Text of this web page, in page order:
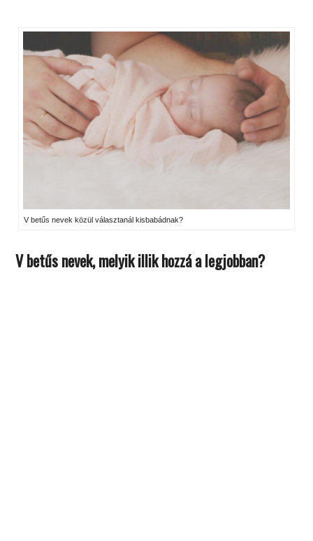
V betűs nevek közül választanál kisbabádnak?
V betűs nevek, melyik illik hozzá a legjobban?